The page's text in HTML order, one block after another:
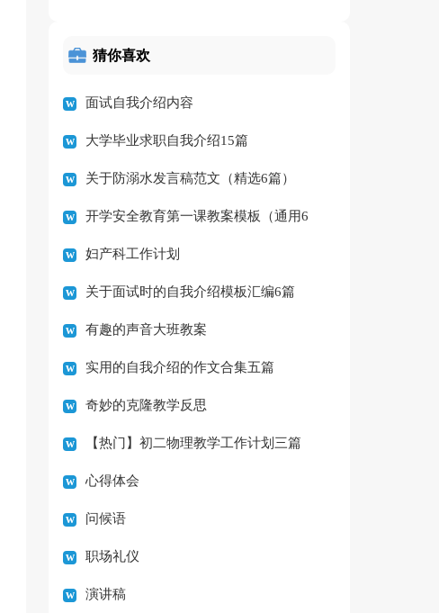
猜你喜欢
面试自我介绍内容
大学毕业求职自我介绍15篇
关于防溺水发言稿范文（精选6篇）
开学安全教育第一课教案模板（通用6
篇）妇产科工作计划
关于面试时的自我介绍模板汇编6篇
有趣的声音大班教案
实用的自我介绍的作文合集五篇
奇妙的克隆教学反思
【热门】初二物理教学工作计划三篇
心得体会
问候语
职场礼仪
演讲稿